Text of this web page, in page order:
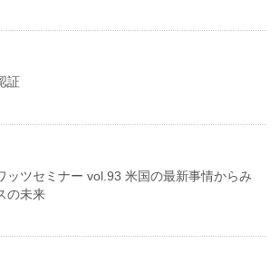
証
ッツセミナー vol.93 米国の最新事情からみ
の未来